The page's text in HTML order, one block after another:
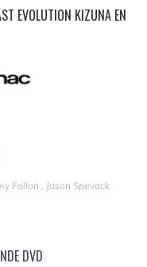
EVOLUTION KIZUNA EN
Fallon , Jason Spevack
DVD